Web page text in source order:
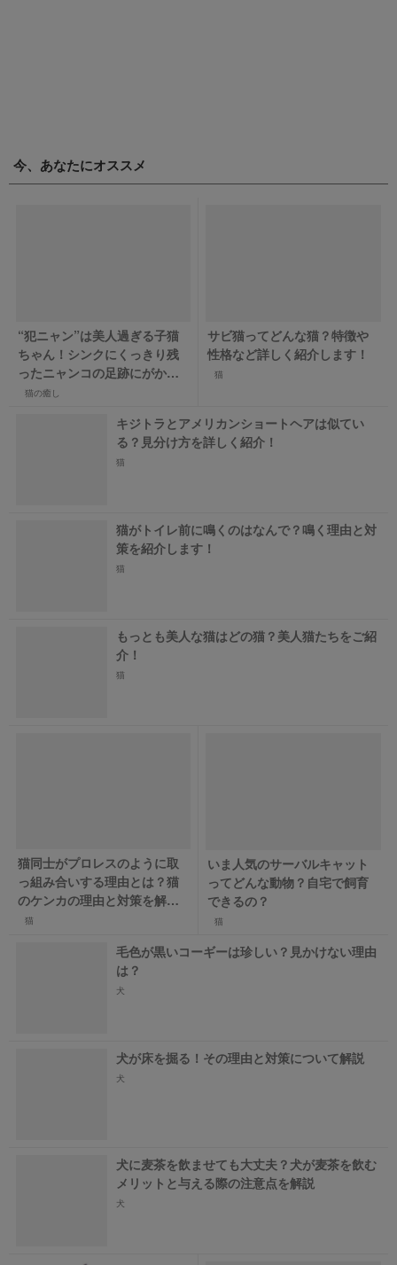
今、あなたにオススメ
“犯ニャン”は美人過ぎる子猫
ちゃん！シンクにくっきり残
ったニャンコの足跡にがかわ
いすぎる！
猫の癒し
サビ猫ってどんな猫？特徴や
性格など詳しく紹介します！
猫
キジトラとアメリカンショートヘアは似てい
る？見分け方を詳しく紹介！
猫
猫がトイレ前に鳴くのはなんで？鳴く理由と対
策を紹介します！
猫
もっとも美人な猫はどの猫？美人猫たちをご紹
介！
猫
猫同士がプロレスのように取
っ組み合いする理由とは？猫
のケンカの理由と対策を解
説！
猫
いま人気のサーバルキャット
ってどんな動物？自宅で飼育
できるの？
猫
毛色が黒いコーギーは珍しい？見かけない理由
は？
犬
犬が床を掘る！その理由と対策について解説
犬
犬に麦茶を飲ませても大丈夫？犬が麦茶を飲む
メリットと与える際の注意点を解説
犬